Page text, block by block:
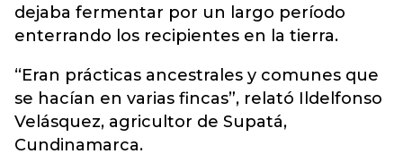
dejaba fermentar por un largo período
enterrando los recipientes en la tierra.
“Eran prácticas ancestrales y comunes que
se hacían en varias fincas”, relató Ildelfonso
Velásquez, agricultor de Supatá,
Cundinamarca.